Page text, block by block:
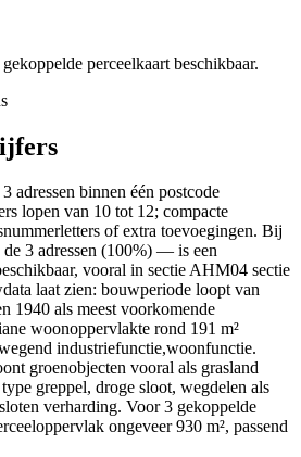
perceelkaart beschikbaar.
adressen binnen één postcode
lopen van 10 tot 12; compacte
of extra toevoegingen. Bij
3 adressen (100%) — is een
vooral in sectie AHM04 sectie
laat zien: bouwperiode loopt van
1940 als meest voorkomende
woonoppervlakte rond 191 m²
industriefunctie,woonfunctie.
groenobjecten vooral als grasland
greppel, droge sloot, wegdelen als
verharding. Voor 3 gekoppelde
ongeveer 930 m², passend